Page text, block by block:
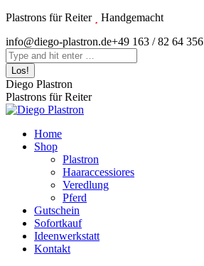
Zum
springen
Plastrons für Reiter
Handgemacht
Instagram
page
opens
in
new
window
info@diego-plastron.de+49 163 / 82 64 356
Search:
Diego Plastron
Plastrons für Reiter
Home
Shop
Plastron
Haaraccessiores
Veredlung
Pferd
Gutschein
Sofortkauf
Ideenwerkstatt
Kontakt